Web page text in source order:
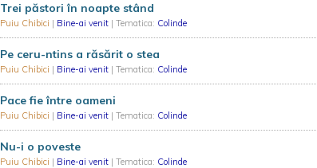
Trei păstori în noapte stând
Puiu Chibici | Bine-ai venit | Tematica: Colinde
Pe ceru-ntins a răsărit o stea
Puiu Chibici | Bine-ai venit | Tematica: Colinde
Pace fie între oameni
Puiu Chibici | Bine-ai venit | Tematica: Colinde
Nu-i o poveste
Puiu Chibici | Bine-ai venit | Tematica: Colinde